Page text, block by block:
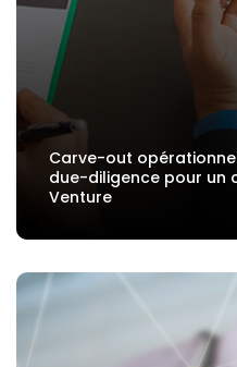
Carve-out
due-diligence pour un
Venture